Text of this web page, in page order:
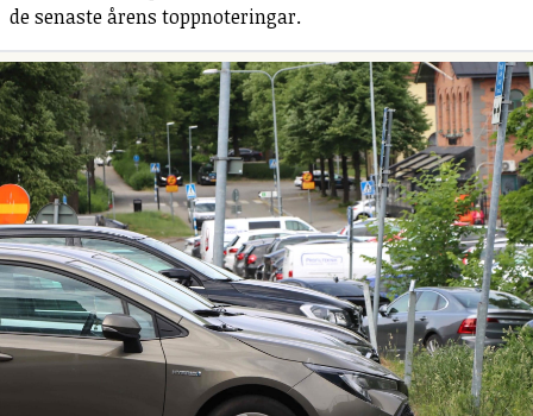
de senaste årens toppnoteringar.